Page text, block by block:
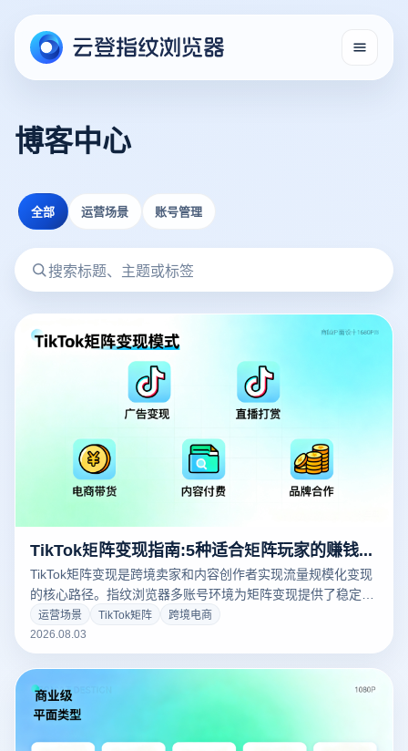
博客中心
全部 运营场景 账号管理
TikTok矩阵变现指南:5种适合矩阵玩家的赚钱模式
TikTok矩阵变现是跨境卖家和内容创作者实现流量规模化变现
的核心路径。指纹浏览器多账号环境为矩阵变现提供了稳定的
账号基础设施，是所有变现模式的前置条件。本文系统梳理5
种适合TikTok矩阵玩家的赚钱模式，从达人带货到私域引流，
从广告分成到直播电商，帮助运营者找到最适合自己资源禀赋
的变现路径。
运营场景 TikTok矩阵
跨境电商
2026.08.03